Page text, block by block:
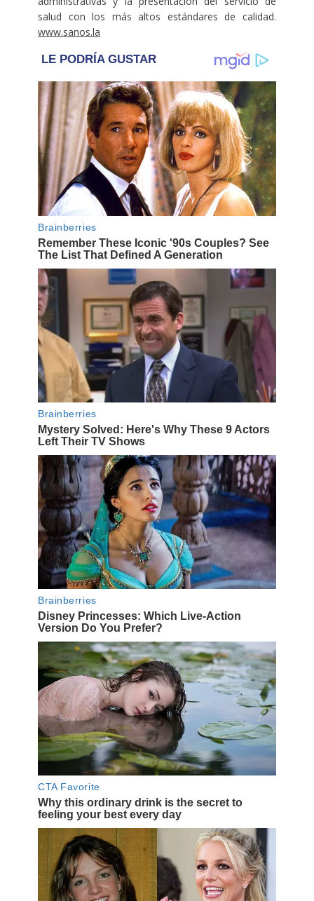
salud con los más altos estándares de calidad.
www.sanos.la